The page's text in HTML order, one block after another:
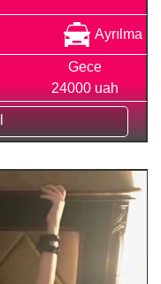
Ayrılma
Gece
24000 uah